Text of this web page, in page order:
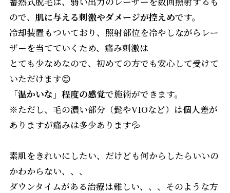
ので、 肌に与える刺激やダメージが控えめです。
冷却装置もついており、照射部位を冷やしながらレー
ザーを当てていくため、痛み刺激は
とても少なめなので、初めての方でも安心して受けて
いただけます😊
「温かいな」程度の感覚で施術ができます。
※ただし、毛の濃い部分（髭やVIOなど）は個人差が
ありますが痛みは多少あります💦
素肌をきれいにしたい、だけども何からしたらいいの
かわからない、、、
ダウンタイムがある治療は難しい、、、そのような方